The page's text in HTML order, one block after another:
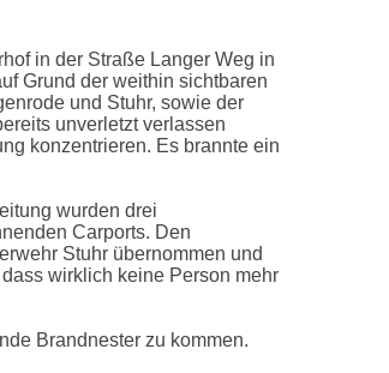
in der Straße Langer Weg in
Grund der weithin sichtbaren
und Stuhr, sowie der
unverletzt verlassen
konzentrieren. Es brannte ein
wurden drei
Carports. Den
Stuhr übernommen und
wirklich keine Person mehr
Brandnester zu kommen.